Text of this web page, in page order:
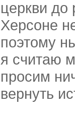
церкви до
Херсоне
поэтому
я считаю
просим
вернуть